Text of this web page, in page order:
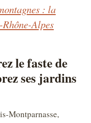
: la
Rhône-Alpes
le faste de
ses jardins
Montparnasse,